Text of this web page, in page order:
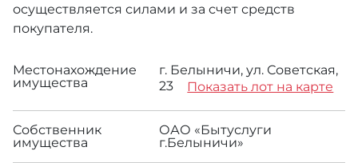
осуществляется силами и за счет средств
покупателя.
Местонахождение
имущества
г. Белыничи, ул. Советская,
23
Показать лот на карте
Собственник
имущества
ОАО «Бытуслуги
г.Белыничи»